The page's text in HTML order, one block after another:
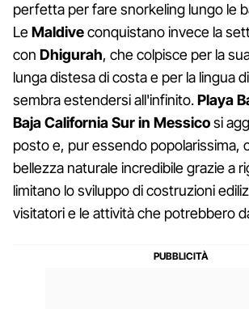
perfetta per fare snorkeling lungo le
LeMaldiveconquistano invece la
con Dhigurah, che colpisce per la
lunga distesa di costa e per la lingua
sembra estendersi all'infinito.Playa
Baja California Sur in Messicosi
posto e, pur essendo popolarissima,
bellezza naturale incredibile grazie a
limitano lo sviluppo di costruzioni
visitatori e le attività che potrebbero